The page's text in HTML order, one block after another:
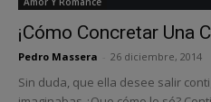
¡Cómo Concretar Una
Pedro Massera 26 diciembre, 2014
Sin duda, que ella desee salir